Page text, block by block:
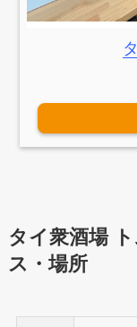
タイ衆酒場
ス・場所